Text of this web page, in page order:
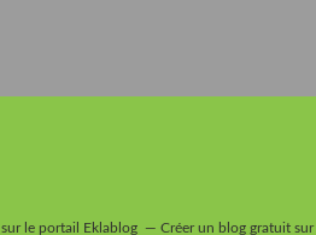
sur le portail Eklablog Créer un blog gratuit